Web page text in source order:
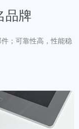
品牌
；可靠性高，性能稳